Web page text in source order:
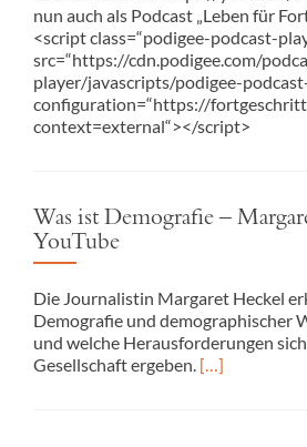
nun auch als Podcast „Leben für
<script class=“podigee-podcast-
src=“https://cdn.podigee.com/
player/javascripts/podigee-
configuration=“https://
context=external“></script>
Was ist Demografie –
YouTube
Die Journalistin Margaret Heckel
Demografie und demographischer
und welche Herausforderungen
Gesellschaft ergeben. […]